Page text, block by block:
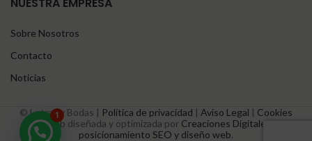
NUESTRA EMPRESA
Sobre Nosotros
Contacto
Noticias
© Letras y Bodas | Política de privacidad | Aviso Legal | Cookies
© Web diseñada y optimizada por Creaciones Digitales –
posicionamiento SEO y diseño web.
1